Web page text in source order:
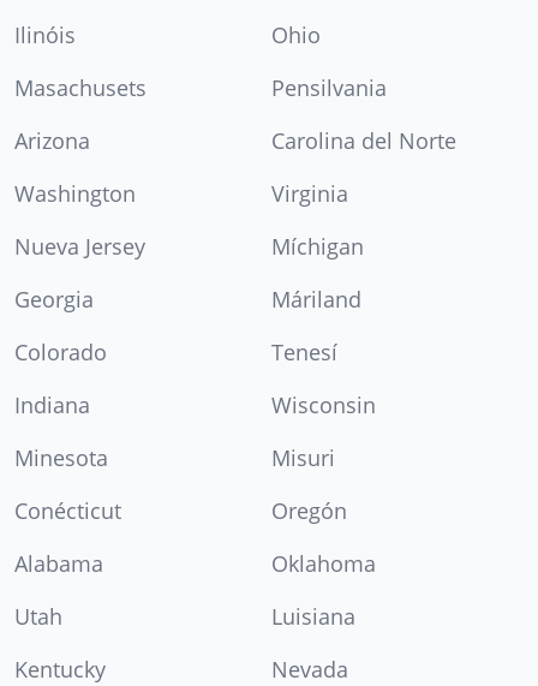
Ilinóis
Ohio
Masachusets
Pensilvania
Arizona
Carolina del Norte
Washington
Virginia
Nueva Jersey
Míchigan
Georgia
Máriland
Colorado
Tenesí
Indiana
Wisconsin
Minesota
Misuri
Conécticut
Oregón
Alabama
Oklahoma
Utah
Luisiana
Kentucky
Nevada